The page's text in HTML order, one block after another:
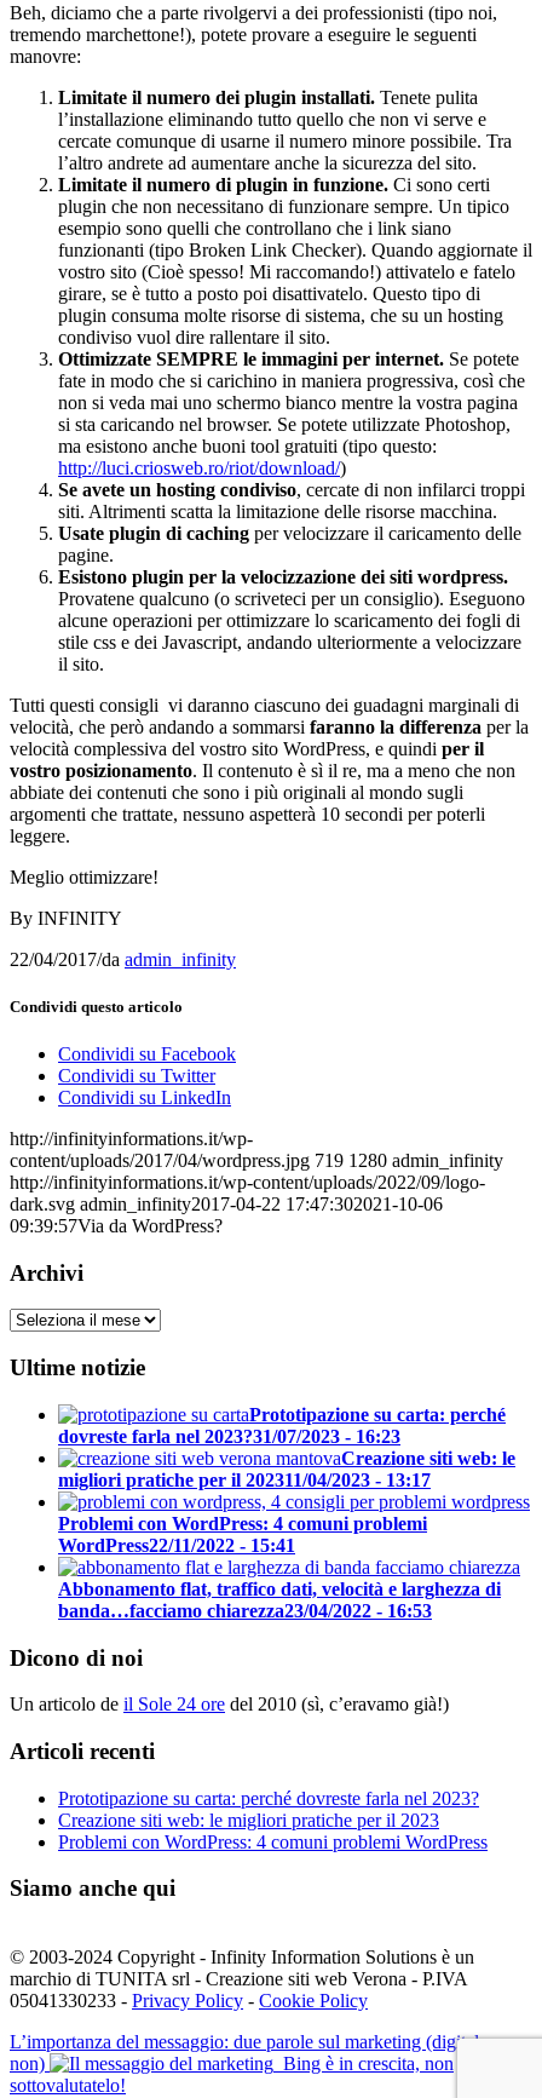
Beh, diciamo che a parte rivolgervi a dei professionisti (tipo noi,
tremendo marchettone!), potete provare a eseguire le seguenti
manovre:
Limitate il numero dei plugin installati. Tenete pulita
l’installazione eliminando tutto quello che non vi serve e
cercate comunque di usarne il numero minore possibile. Tra
l’altro andrete ad aumentare anche la sicurezza del sito.
Limitate il numero di plugin in funzione. Ci sono certi
plugin che non necessitano di funzionare sempre. Un tipico
esempio sono quelli che controllano che i link siano
funzionanti (tipo Broken Link Checker). Quando aggiornate il
vostro sito (Cioè spesso! Mi raccomando!) attivatelo e fatelo
girare, se è tutto a posto poi disattivatelo. Questo tipo di
plugin consuma molte risorse di sistema, che su un hosting
condiviso vuol dire rallentare il sito.
Ottimizzate SEMPRE le immagini per internet. Se potete
fate in modo che si carichino in maniera progressiva, così che
non si veda mai uno schermo bianco mentre la vostra pagina
si sta caricando nel browser. Se potete utilizzate Photoshop,
ma esistono anche buoni tool gratuiti (tipo questo:
http://luci.criosweb.ro/riot/download/)
Se avete un hosting condiviso, cercate di non infilarci troppi
siti. Altrimenti scatta la limitazione delle risorse macchina.
Usate plugin di caching per velocizzare il caricamento delle
pagine.
Esistono plugin per la velocizzazione dei siti wordpress.
Provatene qualcuno (o scriveteci per un consiglio). Eseguono
alcune operazioni per ottimizzare lo scaricamento dei fogli di
stile css e dei Javascript, andando ulteriormente a velocizzare
il sito.
Tutti questi consigli vi daranno ciascuno dei guadagni marginali di
velocità, che però andando a sommarsi faranno la differenza per la
velocità complessiva del vostro sito WordPress, e quindi per il
vostro posizionamento. Il contenuto è sì il re, ma a meno che non
abbiate dei contenuti che sono i più originali al mondo sugli
argomenti che trattate, nessuno aspetterà 10 secondi per poterli
leggere.
Meglio ottimizzare!
By INFINITY
22/04/2017/da admin_infinity
Condividi questo articolo
Condividi su Facebook
Condividi su Twitter
Condividi su LinkedIn
http://infinityinformations.it/wp-
content/uploads/2017/04/wordpress.jpg 719 1280 admin_infinity
http://infinityinformations.it/wp-content/uploads/2022/09/logo-
dark.svg admin_infinity2017-04-22 17:47:302021-10-06
09:39:57Via da WordPress?
Archivi
Archivi
Ultime notizie
Prototipazione su carta: perché
dovreste farla nel 2023?31/07/2023 - 16:23
Creazione siti web: le
migliori pratiche per il 202311/04/2023 - 13:17
Problemi con WordPress: 4 comuni problemi
WordPress22/11/2022 - 15:41
Abbonamento flat, traffico dati, velocità e larghezza di
banda…facciamo chiarezza23/04/2022 - 16:53
Dicono di noi
Un articolo de il Sole 24 ore del 2010 (sì, c’eravamo già!)
Articoli recenti
Prototipazione su carta: perché dovreste farla nel 2023?
Creazione siti web: le migliori pratiche per il 2023
Problemi con WordPress: 4 comuni problemi WordPress
Siamo anche qui
© 2003-2024 Copyright - Infinity Information Solutions è un
marchio di TUNITA srl - Creazione siti web Verona - P.IVA
05041330233 - Privacy Policy - Cookie Policy
L’importanza del messaggio: due parole sul marketing (digitale e
non)
Bing è in crescita, non
sottovalutatelo!